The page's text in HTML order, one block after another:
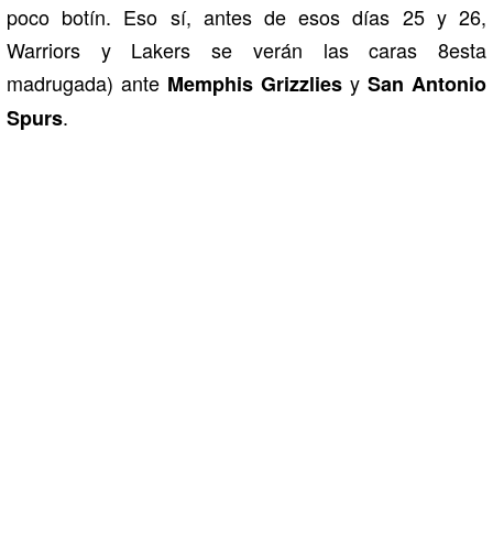
poco botín. Eso sí, antes de esos días 25 y 26,
Warriors y Lakers se verán las caras 8esta
madrugada) ante Memphis Grizzlies y San Antonio
Spurs.